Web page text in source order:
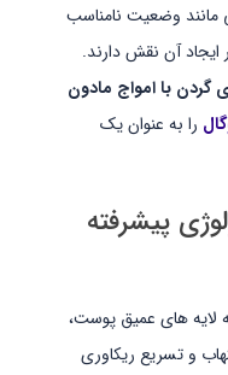
مانند وضعیت نامناسب
ایجاد آن نقش دارند.
گردن با امواج مادون
را به عنوان یک
پیشرفته
لایه های عمیق پوست،
و تسریع ریکاوری